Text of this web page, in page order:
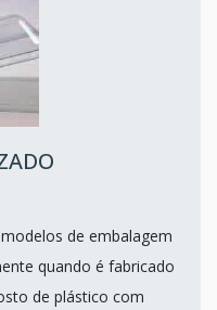
de embalagem
quando é fabricado
de plástico com